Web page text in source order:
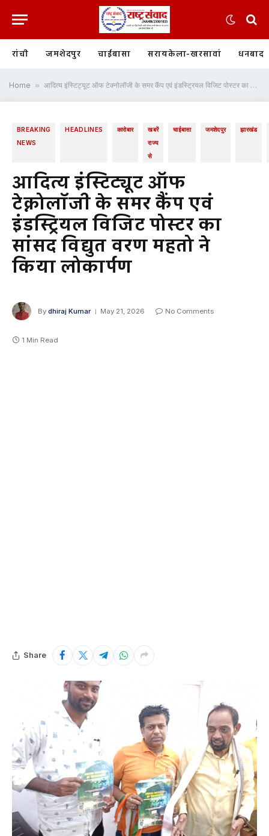
रांची जमशेदपुर चाईबासा सरायकेला-खरसावां धनबाद
Home » आदित्य इंस्टिट्यूट ऑफ टेक्नोलॉजी के समर कैंप एवं इंडस्ट्रियल विजिट पोस्टर का सांसद विद्युत वरण महतो ने किया लोकार्पण
BREAKING
NEWS
HEADLINES कारोबार
खबरें
राज्य
से
चाईबासा जमशेदपुर झारखंड
आदित्य इंस्टिट्यूट ऑफ
टेक्नोलॉजी के समर कैंप एवं
इंडस्ट्रियल विजिट पोस्टर का
सांसद विद्युत वरण महतो ने
किया लोकार्पण
By dhiraj Kumar May 21, 2026 No Comments
1 Min Read
Share